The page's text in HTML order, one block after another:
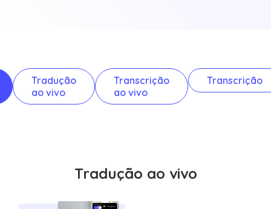
Tradução
ao vivo
Transcrição
ao vivo
Transcrição
Tradução ao vivo